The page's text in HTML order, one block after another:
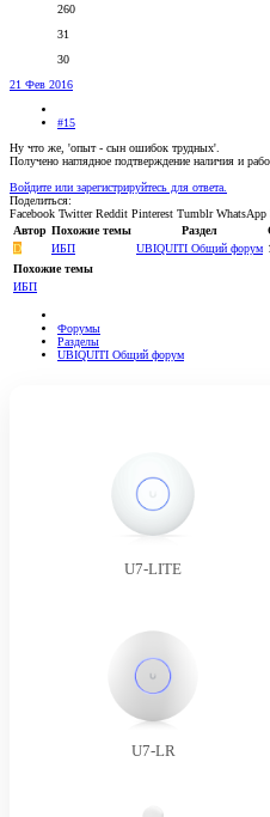
260
31
30
21 Фев 2016
#15
Ну что же, 'опыт - сын ошибок трудных'.
Получено наглядное подтверждение наличия и
Войдите или зарегистрируйтесь для ответа.
Поделиться:
Facebook Twitter Reddit Pinterest Tumblr WhatsApp
Автор Похожие темы Раздел
D
ИБП UBIQUITI Общий форум 1
Похожие темы
ИБП
Форумы
Разделы
UBIQUITI Общий форум
U7-LITE
U7-LR